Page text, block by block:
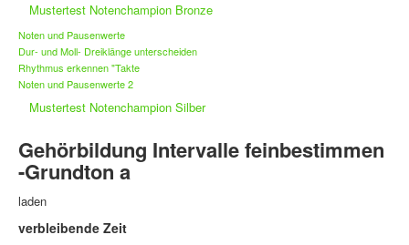
Mustertest Notenchampion Bronze
Noten und Pausenwerte
Dur- und Moll- Dreiklänge unterscheiden
Rhythmus erkennen "Takte
Noten und Pausenwerte 2
Mustertest Notenchampion Silber
Gehörbildung Intervalle feinbestimmen
-Grundton a
laden
verbleibende Zeit